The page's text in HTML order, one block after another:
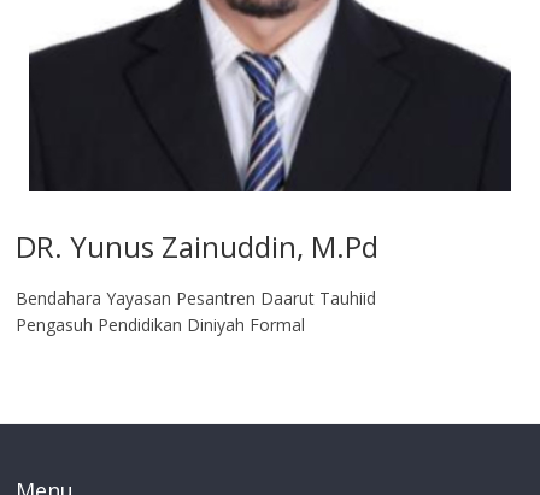
DR. Yunus Zainuddin, M.Pd
Bendahara Yayasan Pesantren Daarut Tauhiid
Pengasuh Pendidikan Diniyah Formal